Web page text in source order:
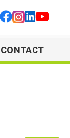
CONTACT